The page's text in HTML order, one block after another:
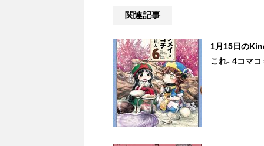
関連記事
1月15日の
これ- 4コマ